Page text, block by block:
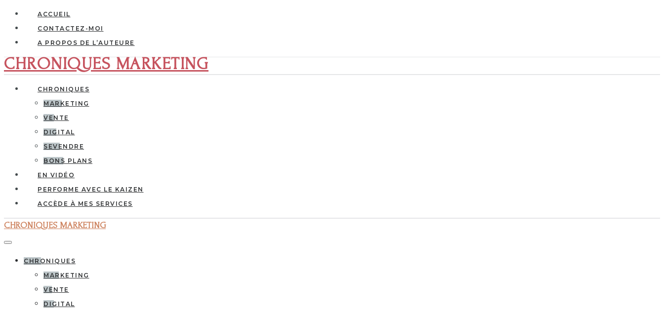
ACCUEIL
CONTACTEZ-MOI
A PROPOS DE L’AUTEURE
CHRONIQUES MARKETING
CHRONIQUES
MARKETING
VENTE
DIGITAL
SEVENDRE
BONS PLANS
EN VIDÉO
PERFORME AVEC LE KAIZEN
ACCÈDE À MES SERVICES
CHRONIQUES MARKETING
CHRONIQUES
MARKETING
VENTE
DIGITAL